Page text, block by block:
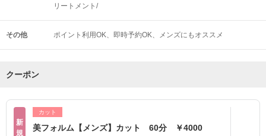
リートメント/
その他 ポイント利用OK 即時予約OK メンズにもオススメ
クーポン
新
規
カット
美フォルム【メンズ】カット 60分 ￥4000